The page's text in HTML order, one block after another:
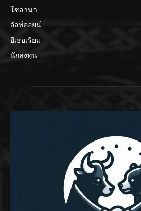
โซลานา
อัลท์คอยน์
อีเธอเรียม
นักลงทุน